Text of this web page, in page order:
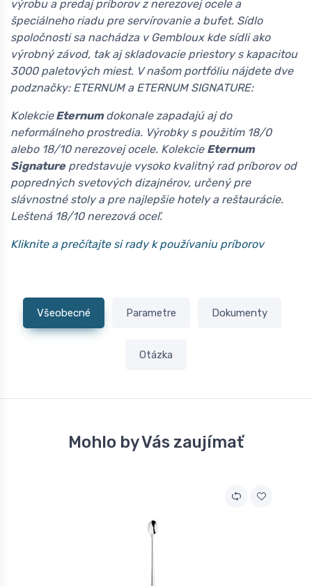
výrobu a predaj príborov z nerezovej ocele a
špeciálneho riadu pre servírovanie a bufet. Sídlo
spoločnosti sa nachádza v Gembloux kde sídli ako
výrobný závod, tak aj skladovacie priestory s kapacitou
3000 paletových miest. V našom portfóliu nájdete dve
podznačky: ETERNUM a ETERNUM SIGNATURE:
KolekcieEternumdokonale zapadajú aj do
neformálneho prostredia. Výrobky s použitím 18/0
alebo 18/10 nerezovej ocele. Kolekcie Eternum
Signaturepredstavuje vysoko kvalitný rad príborov od
popredných svetových dizajnérov, určený pre
slávnostné stoly a pre najlepšie hotely a reštaurácie.
Leštená 18/10 nerezová oceľ.
Kliknite a prečítajte si rady k používaniu príborov
Všeobecné Parametre Dokumenty
Otázka
Mohlo by Vás zaujímať